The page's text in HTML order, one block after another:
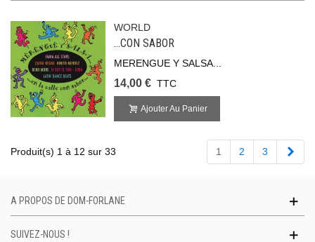
WORLD
...CON SABOR
MERENGUE Y SALSA...
14,00 € TTC
Ajouter Au Panier
Produit(s) 1 à 12 sur 33 1 2 3
A PROPOS DE DOM-FORLANE
SUIVEZ-NOUS !